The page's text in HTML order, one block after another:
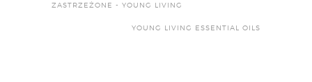
ZASTRZEŻONE - YOUNG LIVING
YOUNG LIVING ESSENTIAL OILS